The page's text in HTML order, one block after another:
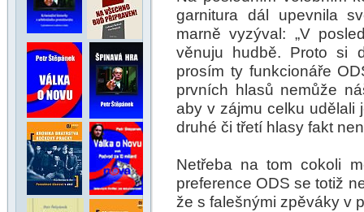
garnitura dál upevnila
marně vyzýval: „V
věnuju hudbě. Proto si
prosím ty funkcionáře
prvních hlasů nemůže
aby v zájmu celku udělali
druhé či třetí hlasy fakt
Netřeba na tom cokoli
preference ODS se totiž
že s falešnými zpěváky v